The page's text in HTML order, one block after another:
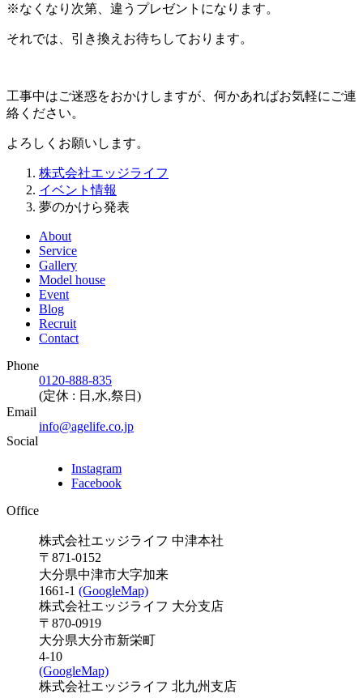
※なくなり次第、違うプレゼントになります。
それでは、引き換えお待ちしております。
工事中はご迷惑をおかけしますが、何かあればお気軽にご連
絡ください。
よろしくお願いします。
株式会社エッジライフ
イベント情報
夢のかけら発表
About
Service
Gallery
Model house
Event
Blog
Recruit
Contact
Phone
0120-888-835
(定休 : 日,水,祭日)
Email
info@agelife.co.jp
Social
Instagram
Facebook
Office
株式会社エッジライフ 中津本社
〒871-0152
大分県中津市大字加来
1661-1 (GoogleMap)
株式会社エッジライフ 大分支店
〒870-0919
大分県大分市新栄町
4-10
(GoogleMap)
株式会社エッジライフ 北九州支店